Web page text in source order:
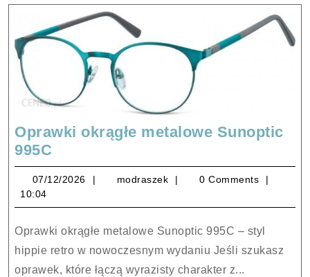
Oprawki okrągłe metalowe Sunoptic
995C
okrągłe
metalowe
Sunoptic
07/12/2026 07/12/2026
modraszek modraszek
0 Comments
10:04
Oprawki okrągłe metalowe Sunoptic 995C – styl
hippie retro w nowoczesnym wydaniu Jeśli szukasz
oprawek, które łączą wyrazisty charakter z...